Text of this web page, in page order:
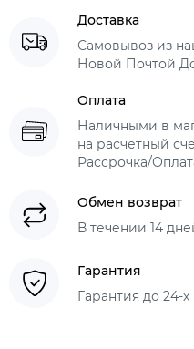
Доставка
Самовывоз из
Новой Почтой
Оплата
Наличными в
на расчетный
Рассрочка/
Обмен возврат
В течении 14
Гарантия
Гарантия до 24-